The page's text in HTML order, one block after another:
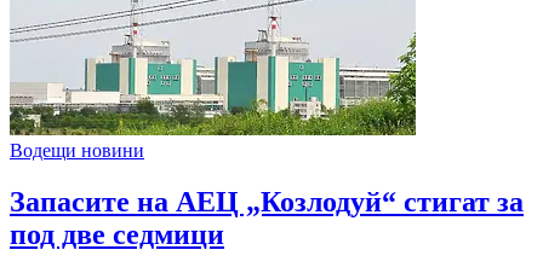
Водещи новини
Запасите на АЕЦ „Козлодуй“ стигат за
под две седмици